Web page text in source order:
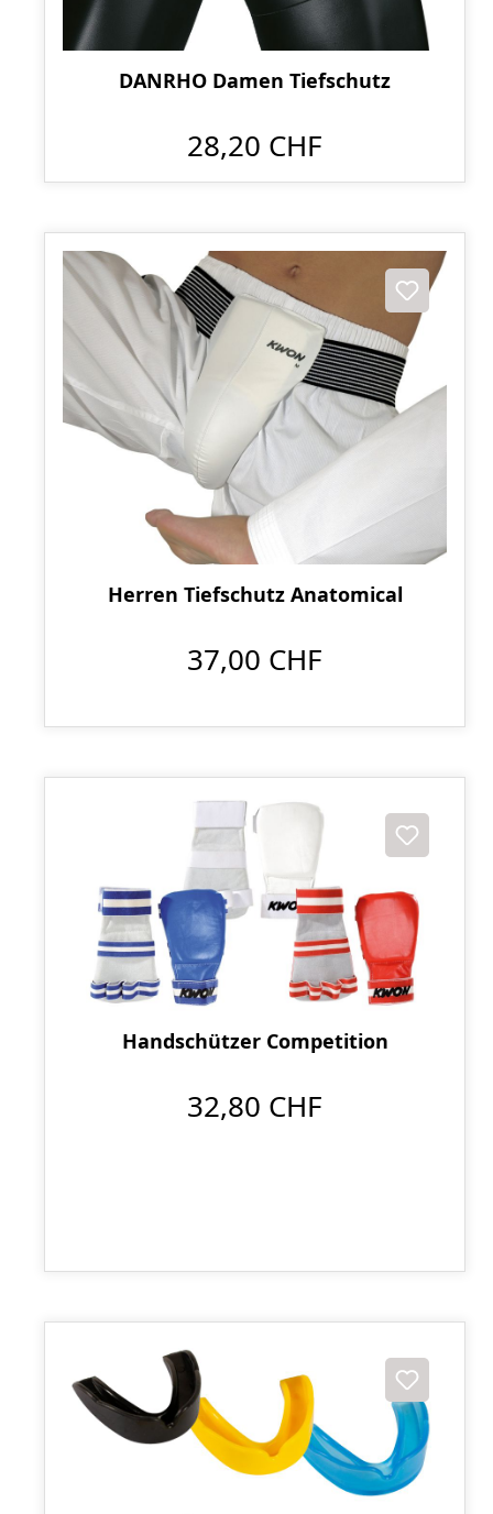
DANRHO Damen Tiefschutz
28,20 CHF
Herren Tiefschutz Anatomical
37,00 CHF
Handschützer Competition
32,80 CHF